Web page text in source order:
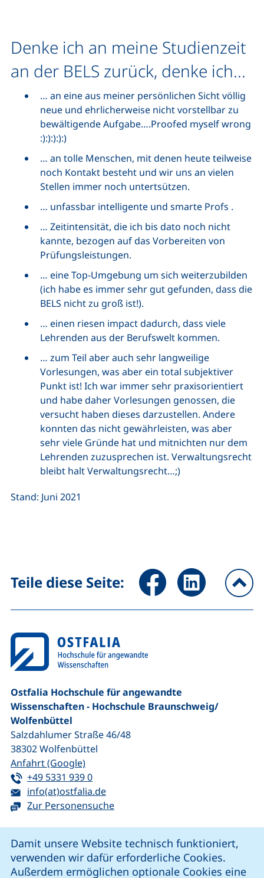
Damit unsere Website technisch funktioniert,
verwenden wir dafür erforderliche Cookies.
Außerdem ermöglichen optionale Cookies eine
Denke ich an meine Studienzeit
an der BELS zurück, denke ich...
… an eine aus meiner persönlichen Sicht völlig
neue und ehrlicherweise nicht vorstellbar zu
bewältigende Aufgabe….Proofed myself wrong
:):):):):)
… an tolle Menschen, mit denen heute teilweise
noch Kontakt besteht und wir uns an vielen
Stellen immer noch untertsützen.
… unfassbar intelligente und smarte Profs .
… Zeitintensität, die ich bis dato noch nicht
kannte, bezogen auf das Vorbereiten von
Prüfungsleistungen.
… eine Top-Umgebung um sich weiterzubilden
(ich habe es immer sehr gut gefunden, dass die
BELS nicht zu groß ist!).
… einen riesen impactdadurch, dass viele
Lehrenden aus der Berufswelt kommen.
… zum Teil aber auch sehr langweilige
Vorlesungen, was aber ein total subjektiver
Punkt ist! Ich war immer sehr praxisorientiert
und habe daher Vorlesungen genossen, die
versucht haben dieses darzustellen. Andere
konnten das nicht gewährleisten, was aber
sehr viele Gründe hat und mitnichten nur dem
Lehrenden zuzusprechen ist. Verwaltungsrecht
bleibt halt Verwaltungsrecht…;)
Stand: Juni 2021
Teile diese Seite: Seite über Facebook teilen
Seite über
Ostfalia Hochschule für angewandte
Wissenschaften - Hochschule Braunschweig/​
Wolfenbüttel
Salzdahlumer Straße 46/48
38302Wolfenbüttel
Anfahrt (Google)(externer Link, öffnet neues Fenster)
Tel:
+49 5331 939 0(startet einen Telefonanruf, wenn Ihr
E-Mail:
info(at)ostfalia.de(öffnet Ihr E-Mail-Programm)
Zur Personensuche
unsere Facebook-Seite (externer Link, öffnet neues
unsere LinkedIn-Seite (externer Link, öffnet
unsere Instagram-Seite (externer Link,
unsere YouTube-Seite (externer